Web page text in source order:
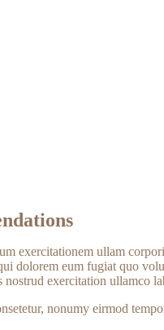
exercitationem ullam
dolorem eum fugiat quo
exercitation ullamco
nonumy eirmod